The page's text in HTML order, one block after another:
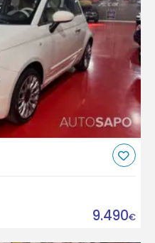
9.490€